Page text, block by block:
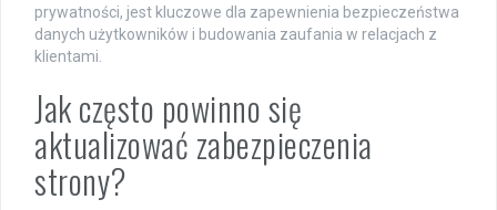
prywatności, jest kluczowe dla zapewnienia bezpieczeństwa
danych użytkowników i budowania zaufania w relacjach z
klientami.
Jak często powinno się
aktualizować zabezpieczenia
strony?